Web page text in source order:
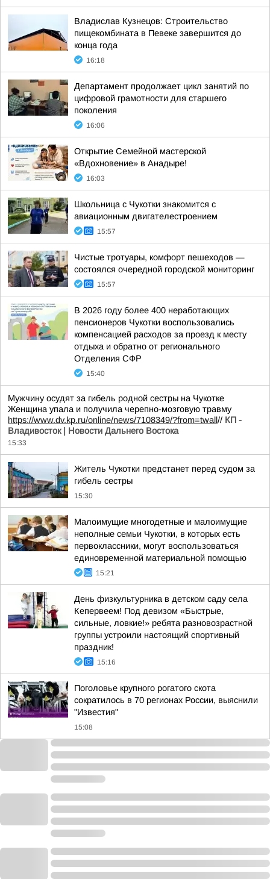
Владислав Кузнецов: Строительство
пищекомбината в Певеке завершится до
конца года
16:18
Департамент продолжает цикл занятий по
цифровой грамотности для старшего
поколения
16:06
Открытие Семейной мастерской
«Вдохновение» в Анадыре!
16:03
Школьница с Чукотки знакомится с
авиационным двигателестроением
15:57
Чистые тротуары, комфорт пешеходов —
состоялся очередной городской мониторинг
15:57
В 2026 году более 400 неработающих
пенсионеров Чукотки воспользовались
компенсацией расходов за проезд к месту
отдыха и обратно от регионального
Отделения СФР
15:40
Мужчину осудят за гибель родной сестры на Чукотке
Женщина упала и получила черепно-мозговую травму
https://www.dv.kp.ru/online/news/7108349/?from=twall// КП -
Владивосток | Новости Дальнего Востока
15:33
Житель Чукотки предстанет перед судом за
гибель сестры
15:30
Малоимущие многодетные и малоимущие
неполные семьи Чукотки, в которых есть
первоклассники, могут воспользоваться
единовременной материальной помощью
15:21
День физкультурника в детском саду села
Кепервеем! Под девизом «Быстрые,
сильные, ловкие!» ребята разновозрастной
группы устроили настоящий спортивный
праздник!
15:16
Поголовье крупного рогатого скота
сократилось в 70 регионах России, выяснили
"Известия"
15:08